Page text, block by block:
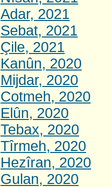
Adar, 2021
Sebat, 2021
Çile, 2021
Kanûn, 2020
Mijdar, 2020
Cotmeh, 2020
Elûn, 2020
Tebax, 2020
Tîrmeh, 2020
Hezîran, 2020
Gulan, 2020